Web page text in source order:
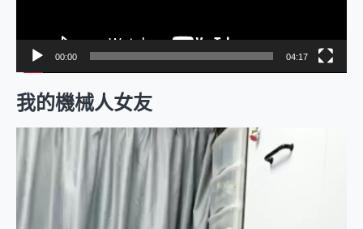
00:00 04:17
我的機械人女友
播
放